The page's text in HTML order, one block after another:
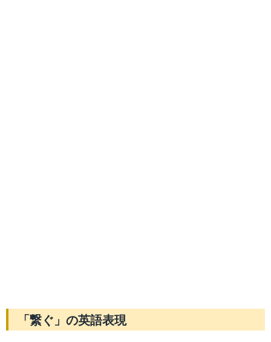
「繋ぐ」の英語表現